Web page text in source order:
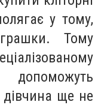
у тому,
Тому
ще не